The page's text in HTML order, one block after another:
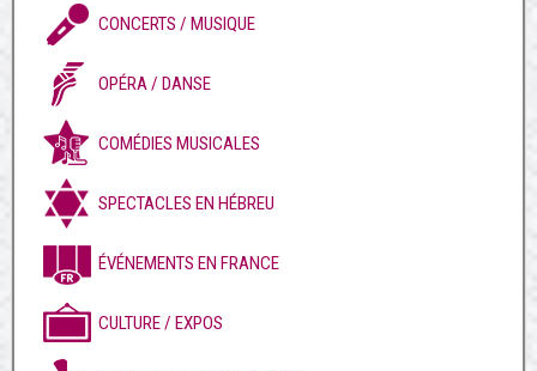
CONCERTS / MUSIQUE
OPÉRA / DANSE
COMÉDIES MUSICALES
SPECTACLES EN HÉBREU
ÉVÉNEMENTS EN FRANCE
CULTURE / EXPOS